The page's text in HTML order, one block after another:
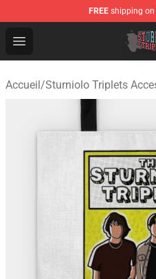
FREE shipping on
Open menu
Sturniolo Triplets Shop
Accueil/Sturniolo Triplets